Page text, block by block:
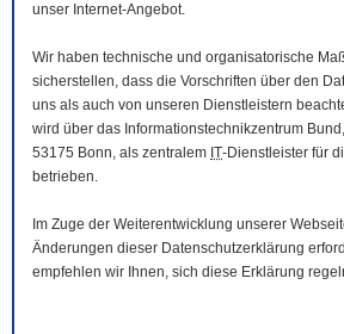
unser Internet-Angebot.
Wir haben technische und organisatorische
sicherstellen, dass die Vorschriften über den
uns als auch von unseren Dienstleistern
wird über das Informationstechnikzentrum
53175 Bonn, als zentralem IT-Dienstleister für
betrieben.
Im Zuge der Weiterentwicklung unserer
Änderungen dieser Datenschutzerklärung
empfehlen wir Ihnen, sich diese Erklärung